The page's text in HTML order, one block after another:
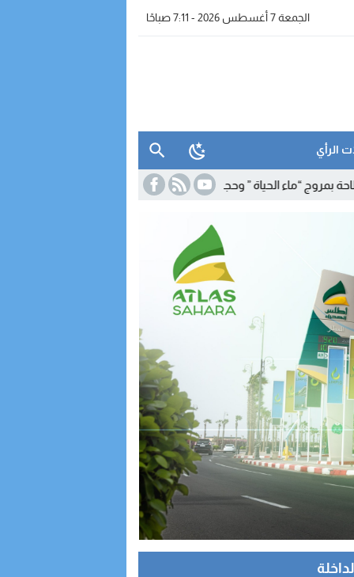
الجمعة 7 أغسطس 2026 - 7:11 صباحًا
الرأي
” وحجز معدات للتقطير 19:39 برنامج شتوي غير مسبوق لـ”رايان